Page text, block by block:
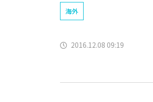
海外
2016.12.08 09:19